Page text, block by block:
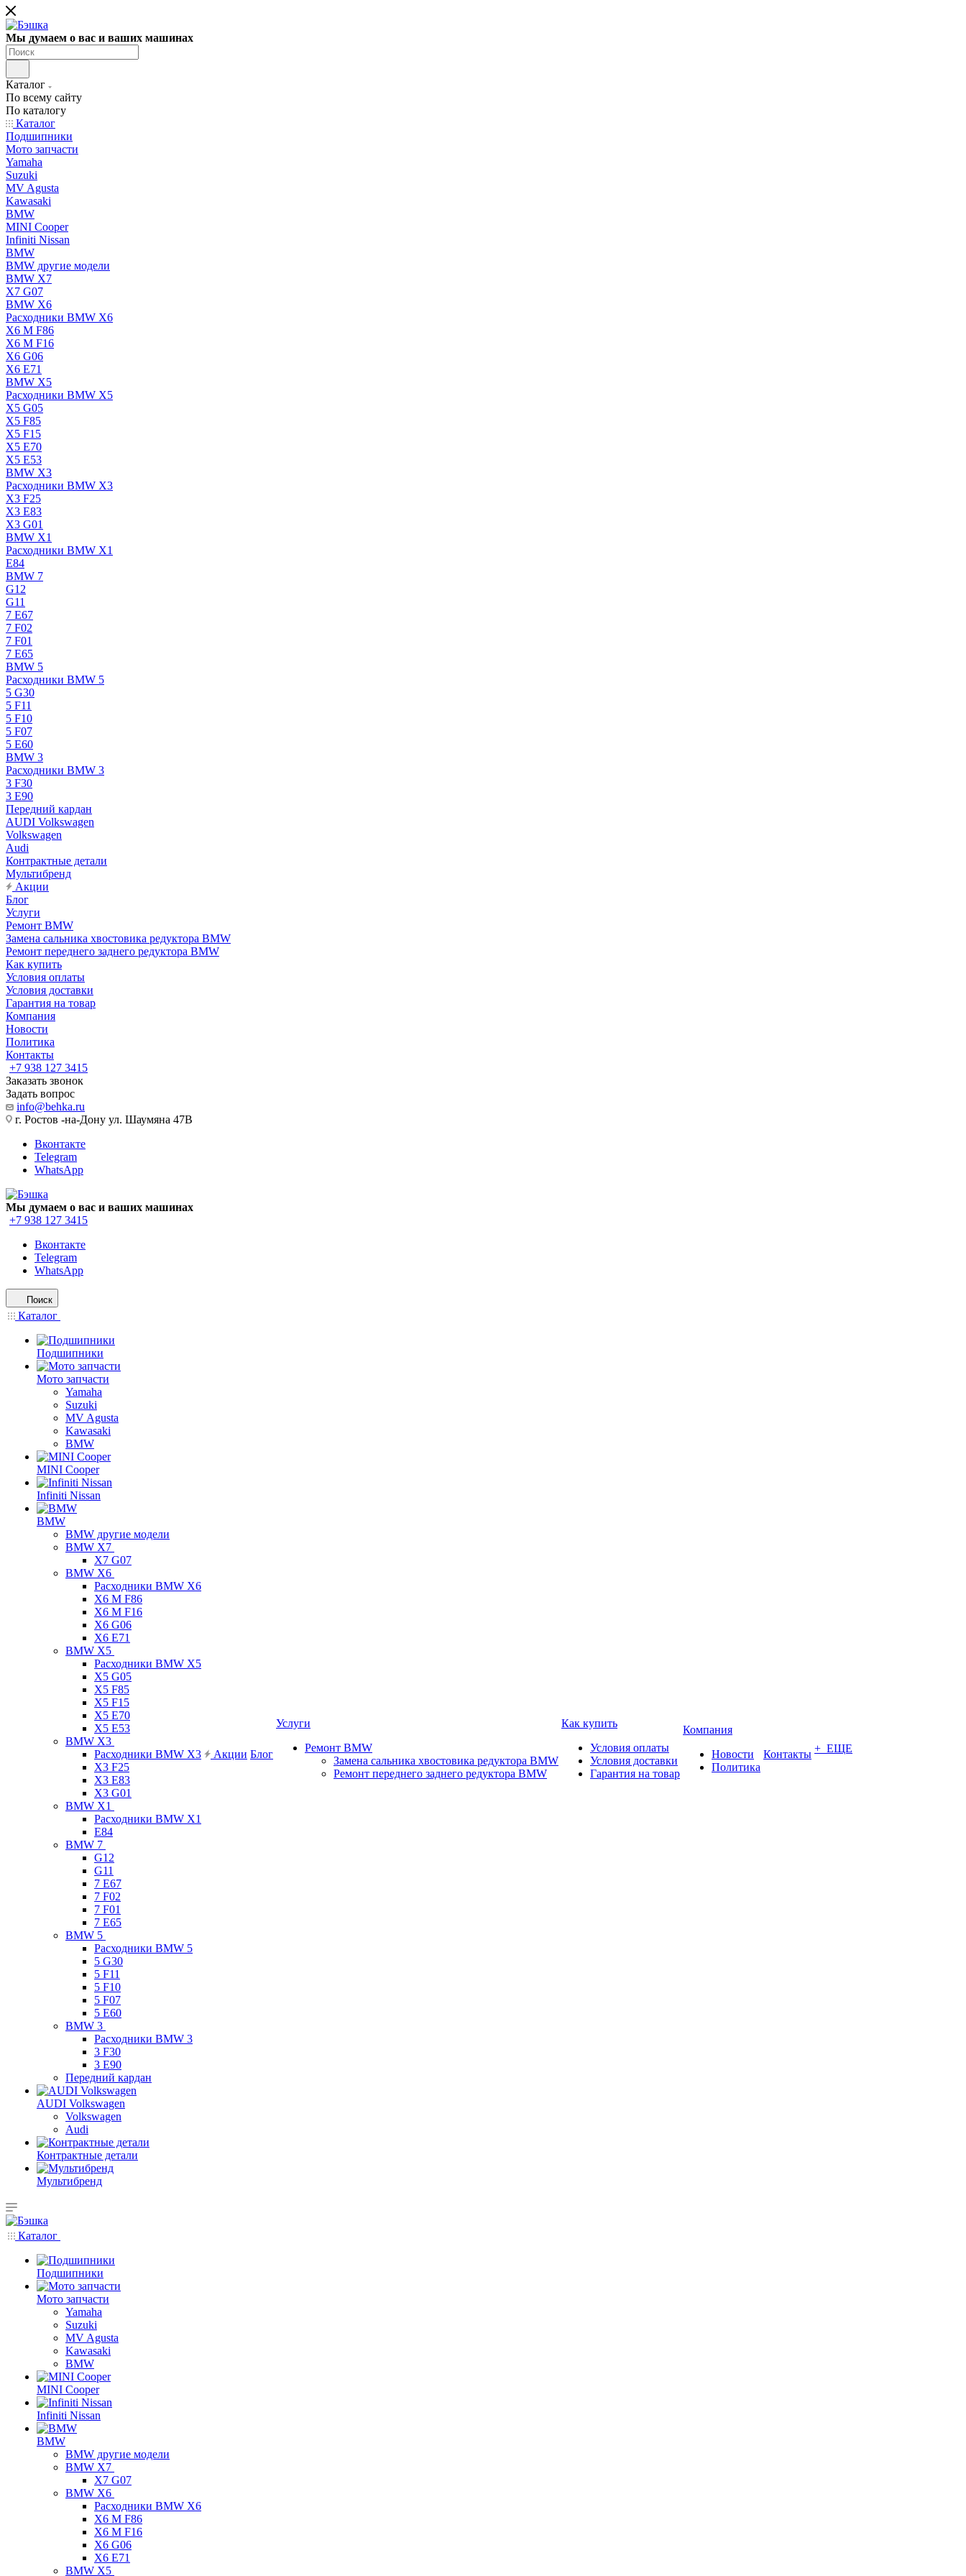
Мы думаем о вас и ваших машинах
Каталог
По всему сайту
По каталогу
Каталог
Подшипники
Мото запчасти
Yamaha
Suzuki
MV Agusta
Kawasaki
BMW
MINI Cooper
Infiniti Nissan
BMW
BMW другие модели
BMW X7
X7 G07
BMW X6
Расходники BMW X6
X6 M F86
X6 M F16
X6 G06
X6 E71
BMW X5
Расходники BMW X5
X5 G05
X5 F85
X5 F15
X5 E70
X5 E53
BMW X3
Расходники BMW X3
X3 F25
X3 E83
X3 G01
BMW X1
Расходники BMW X1
E84
BMW 7
G12
G11
7 Е67
7 F02
7 F01
7 E65
BMW 5
Расходники BMW 5
5 G30
5 F11
5 F10
5 F07
5 E60
BMW 3
Расходники BMW 3
3 F30
3 E90
Передний кардан
AUDI Volkswagen
Volkswagen
Audi
Контрактные детали
Мультибренд
Акции
Блог
Услуги
Ремонт BMW
Замена сальника хвостовика редуктора BMW
Ремонт переднего заднего редуктора BMW
Как купить
Условия оплаты
Условия доставки
Гарантия на товар
Компания
Новости
Политика
Контакты
+7 938 127 3415
Заказать звонок
Задать вопрос
info@behka.ru
г. Ростов -на-Дону ул. Шаумяна 47В
Вконтакте
Telegram
WhatsApp
Мы думаем о вас и ваших машинах
+7 938 127 3415
Вконтакте
Telegram
WhatsApp
Поиск
Каталог
Подшипники
Мото запчасти
Yamaha
Suzuki
MV Agusta
Kawasaki
BMW
MINI Cooper
Infiniti Nissan
BMW
BMW другие модели
BMW X7
X7 G07
BMW X6
Расходники BMW X6
X6 M F86
X6 M F16
X6 G06
X6 E71
BMW X5
Расходники BMW X5
X5 G05
X5 F85
X5 F15
X5 E70
X5 E53
BMW X3
Расходники BMW X3
X3 F25
X3 E83
X3 G01
BMW X1
Расходники BMW X1
E84
BMW 7
G12
G11
7 Е67
7 F02
7 F01
7 E65
BMW 5
Расходники BMW 5
5 G30
5 F11
5 F10
5 F07
5 E60
BMW 3
Расходники BMW 3
3 F30
3 E90
Передний кардан
AUDI Volkswagen
Volkswagen
Audi
Контрактные детали
Мультибренд
Акции Блог
Услуги
Ремонт BMW
Замена сальника хвостовика редуктора BMW
Ремонт переднего заднего редуктора BMW
Как купить
Условия оплаты
Условия доставки
Гарантия на товар
Компания
Новости
Политика
Контакты + ЕЩЕ
Каталог
Подшипники
Мото запчасти
Yamaha
Suzuki
MV Agusta
Kawasaki
BMW
MINI Cooper
Infiniti Nissan
BMW
BMW другие модели
BMW X7
X7 G07
BMW X6
Расходники BMW X6
X6 M F86
X6 M F16
X6 G06
X6 E71
BMW X5